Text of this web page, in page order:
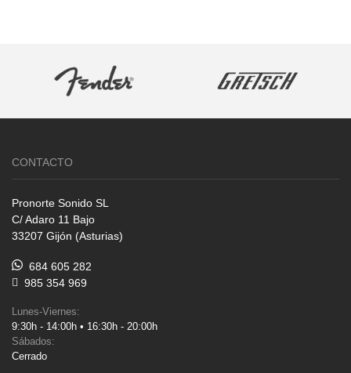
CONTACTO
Pronorte Sonido SL
C/ Adaro 11 Bajo
33207 Gijón (Asturias)
684 605 282
985 354 969
Lunes-Viernes:
9:30h - 14:00h • 16:30h - 20:00h
Sábados:
Cerrado